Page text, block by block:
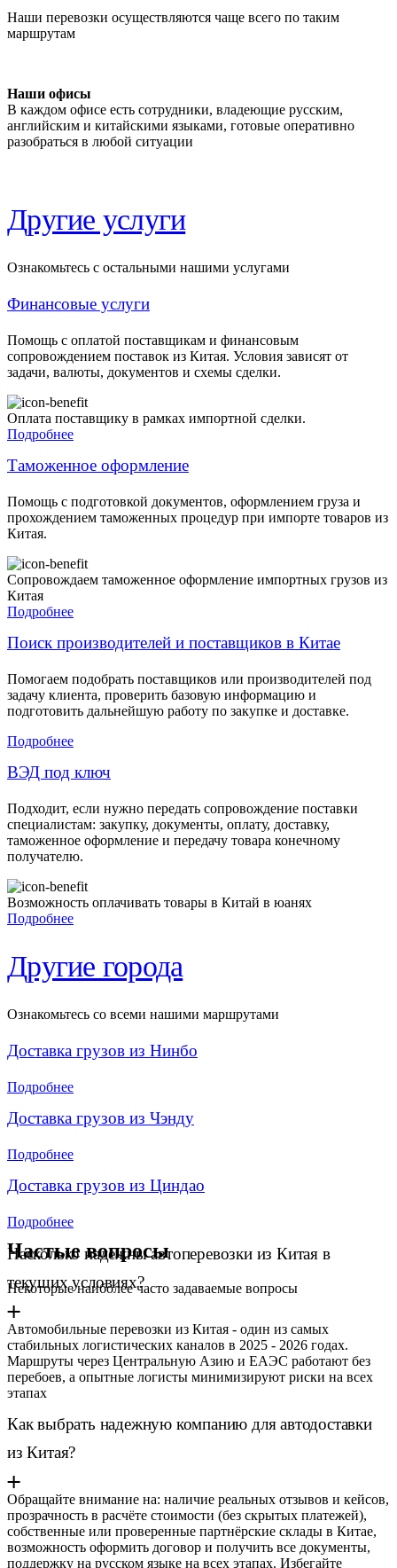
Наши перевозки осуществляются чаще всего по таким
маршрутам
Наши офисы
В каждом офисе есть сотрудники, владеющие русским,
английским и китайскими языками, готовые оперативно
разобраться в любой ситуации
Другие услуги
Ознакомьтесь с остальными нашими услугами
Финансовые услуги
Помощь с оплатой поставщикам и финансовым
сопровождением поставок из Китая. Условия зависят от
задачи, валюты, документов и схемы сделки.
Оплата поставщику в рамках импортной сделки.
Подробнее
Таможенное оформление
Помощь с подготовкой документов, оформлением груза и
прохождением таможенных процедур при импорте товаров из
Китая.
Сопровождаем таможенное оформление импортных грузов из
Китая
Подробнее
Поиск производителей и поставщиков в Китае
Помогаем подобрать поставщиков или производителей под
задачу клиента, проверить базовую информацию и
подготовить дальнейшую работу по закупке и доставке.
Подробнее
ВЭД под ключ
Подходит, если нужно передать сопровождение поставки
специалистам: закупку, документы, оплату, доставку,
таможенное оформление и передачу товара конечному
получателю.
Возможность оплачивать товары в Китай в юанях
Подробнее
Другие города
Ознакомьтесь со всеми нашими маршрутами
Доставка грузов из Нинбо
Подробнее
Доставка грузов из Чэнду
Подробнее
Доставка грузов из Циндао
Подробнее
Частые вопросы
Некоторые наиболее часто задаваемые вопросы
Насколько надежны автоперевозки из Китая в
текущих условиях?
Автомобильные перевозки из Китая - один из самых
стабильных логистических каналов в 2025 - 2026 годах.
Маршруты через Центральную Азию и ЕАЭС работают без
перебоев, а опытные логисты минимизируют риски на всех
этапах
Как выбрать надежную компанию для автодоставки
из Китая?
Обращайте внимание на: наличие реальных отзывов и кейсов,
прозрачность в расчёте стоимости (без скрытых платежей),
собственные или проверенные партнёрские склады в Китае,
возможность оформить договор и получить все документы,
поддержку на русском языке на всех этапах. Избегайте